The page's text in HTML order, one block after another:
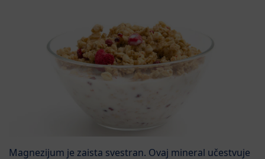
Magnezijum je zaista svestran. Ovaj mineral učestvuje